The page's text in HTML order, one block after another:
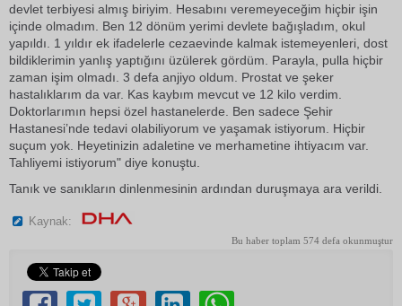
devlet terbiyesi almış biriyim. Hesabını veremeyeceğim hiçbir işin
içinde olmadım. Ben 12 dönüm yerimi devlete bağışladım, okul
yapıldı. 1 yıldır ek ifadelerle cezaevinde kalmak istemeyenleri, dost
bildiklerimin yanlış yaptığını üzülerek gördüm. Parayla, pulla hiçbir
zaman işim olmadı. 3 defa anjiyo oldum. Prostat ve şeker
hastalıklarım da var. Kas kaybım mevcut ve 12 kilo verdim.
Doktorlarımın hepsi özel hastanelerde. Ben sadece Şehir
Hastanesi’nde tedavi olabiliyorum ve yaşamak istiyorum. Hiçbir
suçum yok. Heyetinizin adaletine ve merhametine ihtiyacım var.
Tahliyemi istiyorum" diye konuştu.
Tanık ve sanıkların dinlenmesinin ardından duruşmaya ara verildi.
Kaynak:
Bu haber toplam 574 defa okunmuştur